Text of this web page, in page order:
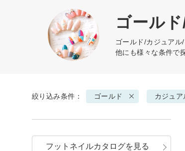
ゴール
ゴールド/カジュア
他にも様々な条件で
絞り込み条件： ゴールド カジュア
フットネイルカタログを見る